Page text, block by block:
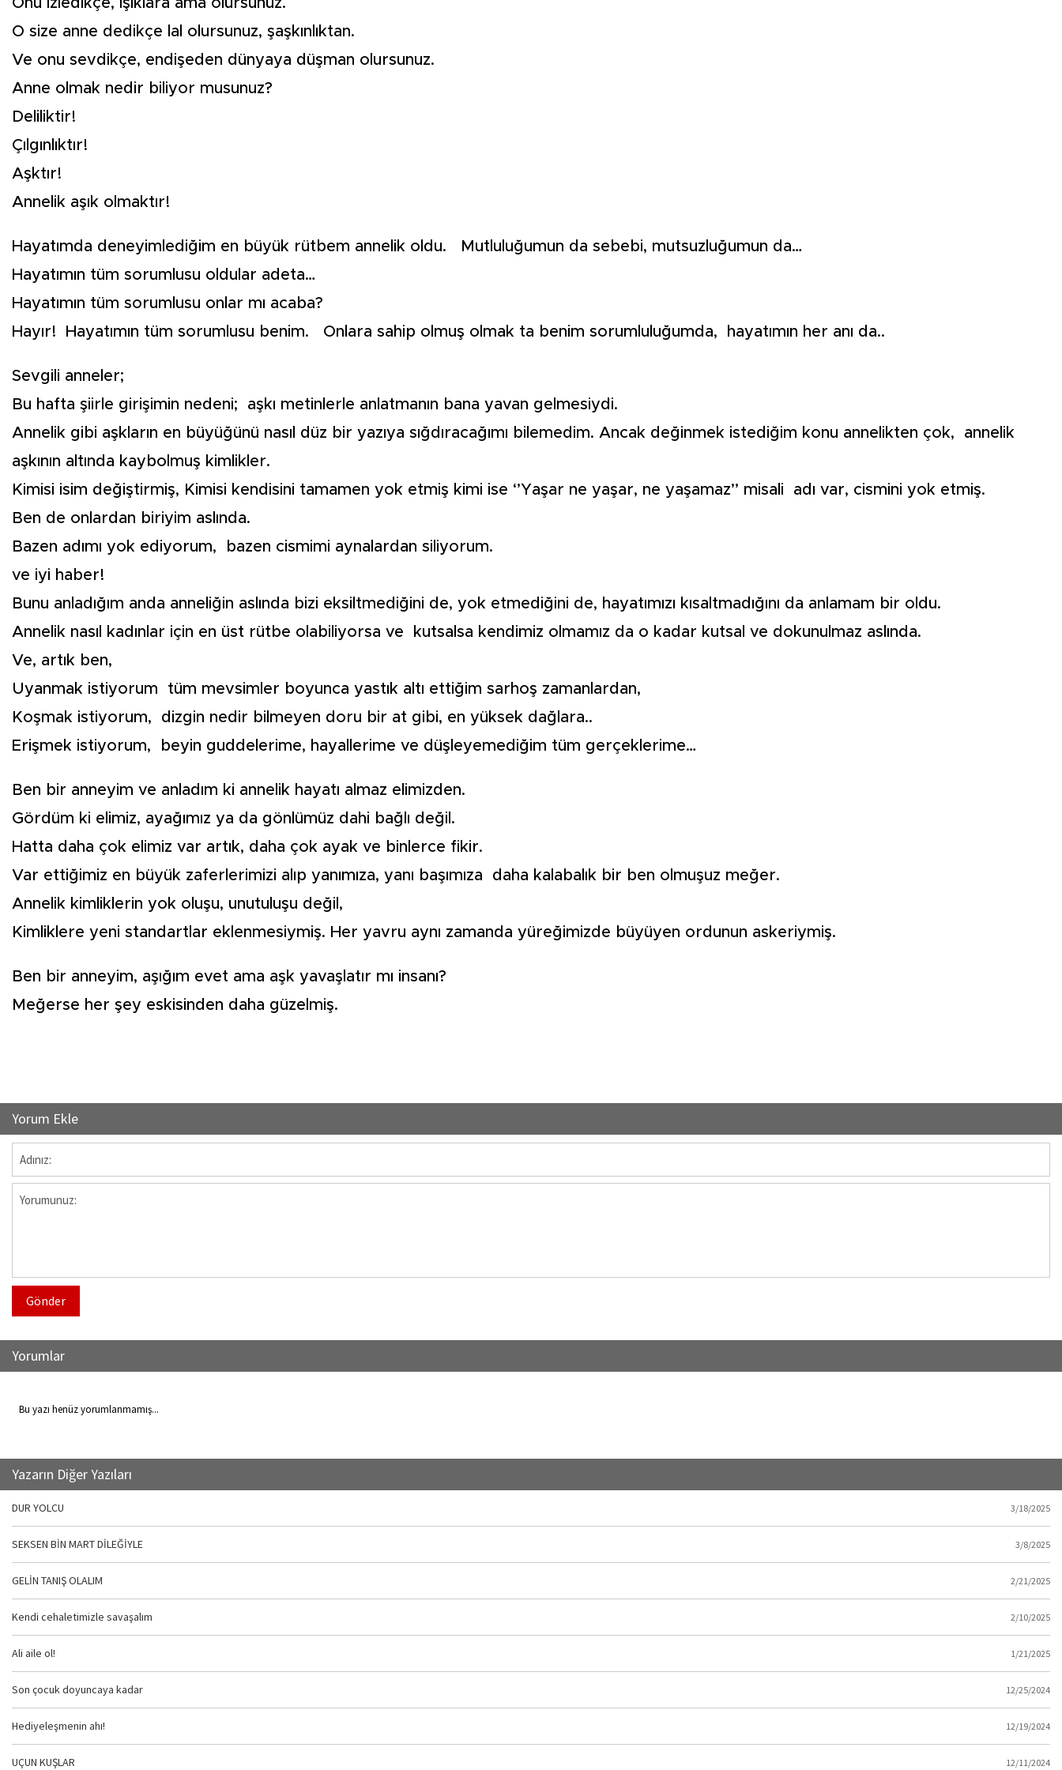
Onu izledikçe, ışıklara ama olursunuz.
O size anne dedikçe lal olursunuz, şaşkınlıktan.
Ve onu sevdikçe, endişeden dünyaya düşman olursunuz.
Anne olmak nedir biliyor musunuz?
Deliliktir!
Çılgınlıktır!
Aşktır!
Annelik aşık olmaktır!
Hayatımda deneyimlediğim en büyük rütbem annelik oldu. Mutluluğumun da sebebi, mutsuzluğumun da…
Hayatımın tüm sorumlusu oldular adeta…
Hayatımın tüm sorumlusu onlar mı acaba?
Hayır! Hayatımın tüm sorumlusu benim. Onlara sahip olmuş olmak ta benim sorumluluğumda, hayatımın her anı da..
Sevgili anneler;
Bu hafta şiirle girişimin nedeni; aşkı metinlerle anlatmanın bana yavan gelmesiydi.
Annelik gibi aşkların en büyüğünü nasıl düz bir yazıya sığdıracağımı bilemedim. Ancak değinmek istediğim konu annelikten çok, annelik
aşkının altında kaybolmuş kimlikler.
Kimisi isim değiştirmiş, Kimisi kendisini tamamen yok etmiş kimi ise ‘’Yaşar ne yaşar, ne yaşamaz’’ misali adı var, cismini yok etmiş.
Ben de onlardan biriyim aslında.
Bazen adımı yok ediyorum, bazen cismimi aynalardan siliyorum.
ve iyi haber!
Bunu anladığım anda anneliğin aslında bizi eksiltmediğini de, yok etmediğini de, hayatımızı kısaltmadığını da anlamam bir oldu.
Annelik nasıl kadınlar için en üst rütbe olabiliyorsa ve kutsalsa kendimiz olmamız da o kadar kutsal ve dokunulmaz aslında.
Ve, artık ben,
Uyanmak istiyorum tüm mevsimler boyunca yastık altı ettiğim sarhoş zamanlardan,
Koşmak istiyorum, dizgin nedir bilmeyen doru bir at gibi, en yüksek dağlara..
Erişmek istiyorum, beyin guddelerime, hayallerime ve düşleyemediğim tüm gerçeklerime…
Ben bir anneyim ve anladım ki annelik hayatı almaz elimizden.
Gördüm ki elimiz, ayağımız ya da gönlümüz dahi bağlı değil.
Hatta daha çok elimiz var artık, daha çok ayak ve binlerce fikir.
Var ettiğimiz en büyük zaferlerimizi alıp yanımıza, yanı başımıza daha kalabalık bir ben olmuşuz meğer.
Annelik kimliklerin yok oluşu, unutuluşu değil,
Kimliklere yeni standartlar eklenmesiymiş. Her yavru aynı zamanda yüreğimizde büyüyen ordunun askeriymiş.
Ben bir anneyim, aşığım evet ama aşk yavaşlatır mı insanı?
Meğerse her şey eskisinden daha güzelmiş.
Yorum Ekle
Gönder
Yorumlar
Bu yazı henüz yorumlanmamış...
Yazarın Diğer Yazıları
DUR YOLCU 3/18/2025
SEKSEN BİN MART DİLEĞİYLE 3/8/2025
GELİN TANIŞ OLALIM 2/21/2025
Kendi cehaletimizle savaşalım 2/10/2025
Ali aile ol! 1/21/2025
Son çocuk doyuncaya kadar 12/25/2024
Hediyeleşmenin ahı! 12/19/2024
UÇUN KUŞLAR 12/11/2024